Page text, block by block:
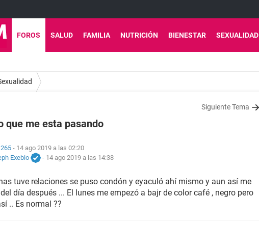
FOROS SALUD FAMILIA NUTRICIÓN BIENESTAR SEXUALIDAD
Siguiente Tema
que me esta pasando
- 14 ago 2019 a las 02:20
Exebio
- 14 ago 2019 a las 14:38
tuve relaciones se puso condón y eyaculó ahí mismo y aun así me
día después ... El lunes me empezó a bajr de color café , negro pero
.. Es normal ??